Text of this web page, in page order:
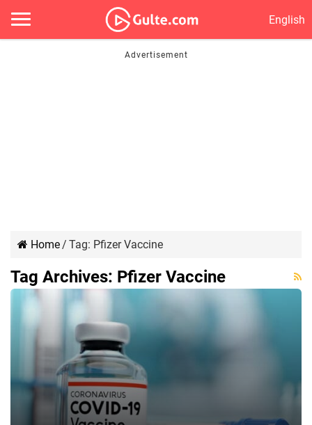
English
Home/ Tag: Pfizer Vaccine
Tag Archives: Pfizer Vaccine